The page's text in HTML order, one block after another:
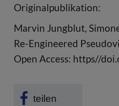
Originalpublikation:
Marvin Jungblut,
Re-Engineered
Open Access: https//
teilen